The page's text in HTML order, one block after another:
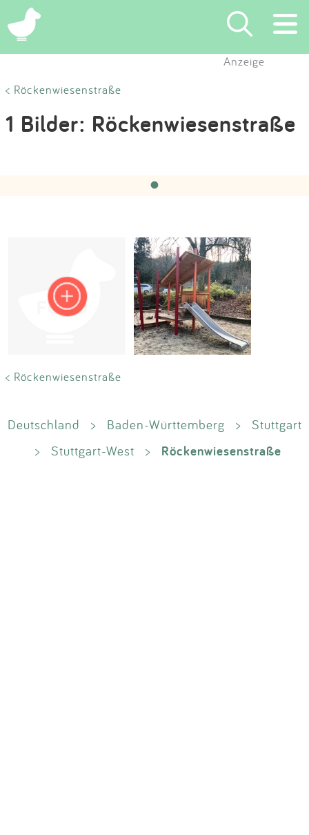
×
Eintragen
Partner
Kontakt
Impressum
Anzeige
< Röckenwiesenstraße
1 Bilder: Röckenwiesenstraße
< Röckenwiesenstraße
Deutschland > Baden-Württemberg >
Stuttgart
>
Stuttgart-West > Röckenwiesenstraße